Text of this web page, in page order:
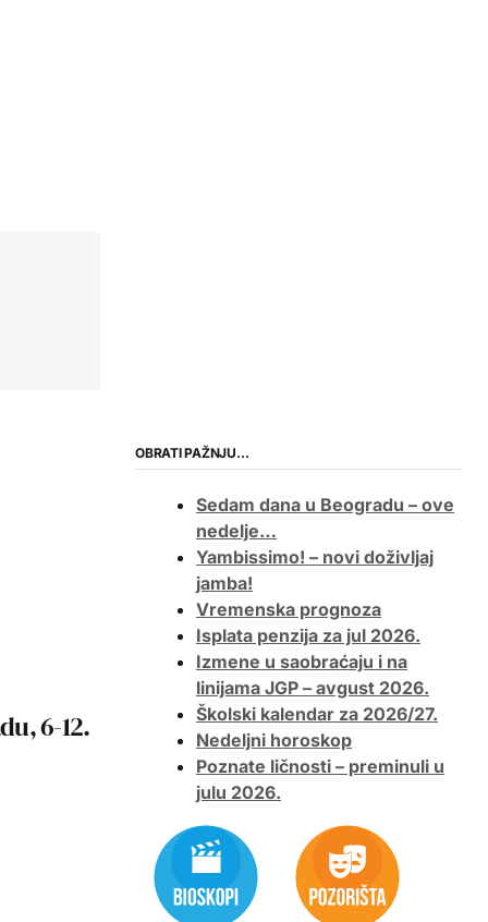
6-12.
OBRATI PAŽNJU…
Sedam dana u Beogradu – ove
nedelje…
Yambissimo! – novi doživljaj
jamba!
Vremenska prognoza
Isplata penzija za jul 2026.
Izmene u saobraćaju i na
linijama JGP – avgust 2026.
Školski kalendar za 2026/27.
Nedeljni horoskop
Poznate ličnosti – preminuli u
julu 2026.